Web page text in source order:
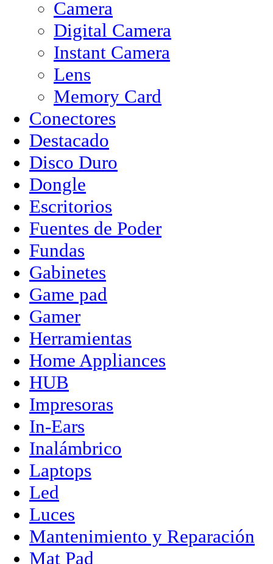
Camera
Digital Camera
Instant Camera
Lens
Memory Card
Conectores
Destacado
Disco Duro
Dongle
Escritorios
Fuentes de Poder
Fundas
Gabinetes
Game pad
Gamer
Herramientas
Home Appliances
HUB
Impresoras
In-Ears
Inalámbrico
Laptops
Led
Luces
Mantenimiento y Reparación
Mat Pad